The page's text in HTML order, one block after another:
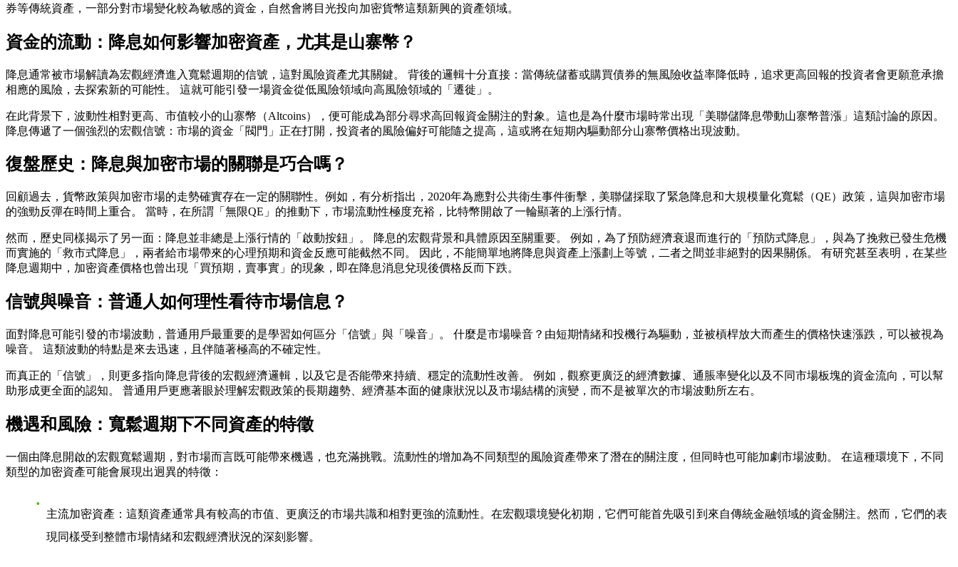
券等傳統資產，一部分對市場變化較為敏感的資金，自然會將目光投向加密貨幣這類新興的資產領域。
資金的流動：降息如何影響加密資產，尤其是山寨幣？
降息通常被市場解讀為宏觀經濟進入寬鬆週期的信號，這對風險資產尤其關鍵。 背後的邏輯十分直接：當傳統儲蓄或購買債券的無風險收益率降低時，追求更高回報的投資者會更願意承擔
相應的風險，去探索新的可能性。 這就可能引發一場資金從低風險領域向高風險領域的「遷徙」。
在此背景下，波動性相對更高、市值較小的山寨幣（Altcoins），便可能成為部分尋求高回報資金關注的對象。這也是為什麼市場時常出現「美聯儲降息帶動山寨幣普漲」這類討論的原因。
降息傳遞了一個強烈的宏觀信號：市場的資金「閥門」正在打開，投資者的風險偏好可能隨之提高，這或將在短期內驅動部分山寨幣價格出現波動。
復盤歷史：降息與加密市場的關聯是巧合嗎？
回顧過去，貨幣政策與加密市場的走勢確實存在一定的關聯性。例如，有分析指出，2020年為應對公共衛生事件衝擊，美聯儲採取了緊急降息和大規模量化寬鬆（QE）政策，這與加密市場
的強勁反彈在時間上重合。 當時，在所謂「無限QE」的推動下，市場流動性極度充裕，比特幣開啟了一輪顯著的上漲行情。
然而，歷史同樣揭示了另一面：降息並非總是上漲行情的「啟動按鈕」。 降息的宏觀背景和具體原因至關重要。 例如，為了預防經濟衰退而進行的「預防式降息」，與為了挽救已發生危機
而實施的「救市式降息」，兩者給市場帶來的心理預期和資金反應可能截然不同。 因此，不能簡單地將降息與資產上漲劃上等號，二者之間並非絕對的因果關係。 有研究甚至表明，在某些
降息週期中，加密資產價格也曾出現「買預期，賣事實」的現象，即在降息消息兌現後價格反而下跌。
信號與噪音：普通人如何理性看待市場信息？
面對降息可能引發的市場波動，普通用戶最重要的是學習如何區分「信號」與「噪音」。 什麼是市場噪音？由短期情緒和投機行為驅動，並被槓桿放大而產生的價格快速漲跌，可以被視為
噪音。 這類波動的特點是來去迅速，且伴隨著極高的不確定性。
而真正的「信號」，則更多指向降息背後的宏觀經濟邏輯，以及它是否能帶來持續、穩定的流動性改善。 例如，觀察更廣泛的經濟數據、通脹率變化以及不同市場板塊的資金流向，可以幫
助形成更全面的認知。 普通用戶更應著眼於理解宏觀政策的長期趨勢、經濟基本面的健康狀況以及市場結構的演變，而不是被單次的市場波動所左右。
機遇和風險：寬鬆週期下不同資產的特徵
一個由降息開啟的宏觀寬鬆週期，對市場而言既可能帶來機遇，也充滿挑戰。流動性的增加為不同類型的風險資產帶來了潛在的關注度，但同時也可能加劇市場波動。 在這種環境下，不同
類型的加密資產可能會展現出迥異的特徵：
主流加密資產 ：這類資產通常具有較高的市值、更廣泛的市場共識和相對更強的流動性。在宏觀環境變化初期，它們可能首先吸引到來自傳統金融領域的資金關注。然而，它們的表
現同樣受到整體市場情緒和宏觀經濟狀況的深刻影響。